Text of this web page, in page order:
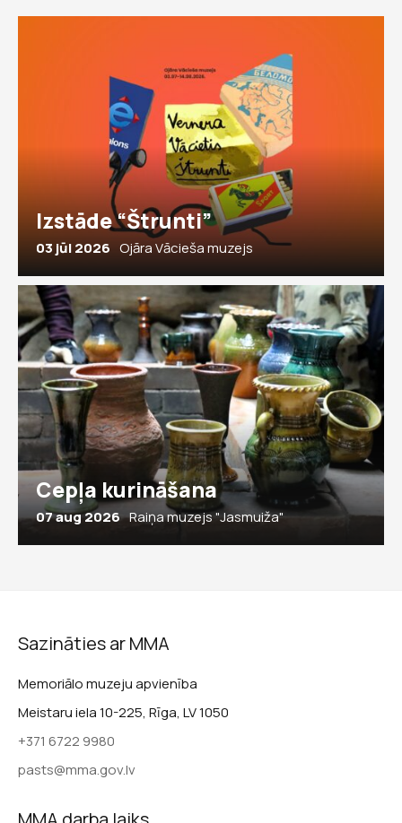
Izstāde “Štrunti”
03 jūl 2026 Ojāra Vācieša muzejs
Cepļa kurināšana
07 aug 2026 Raiņa muzejs "Jasmuiža"
Sazināties ar MMA
Memoriālo muzeju apvienība
Meistaru iela 10-225, Rīga, LV 1050
+371 6722 9980
pasts@mma.gov.lv